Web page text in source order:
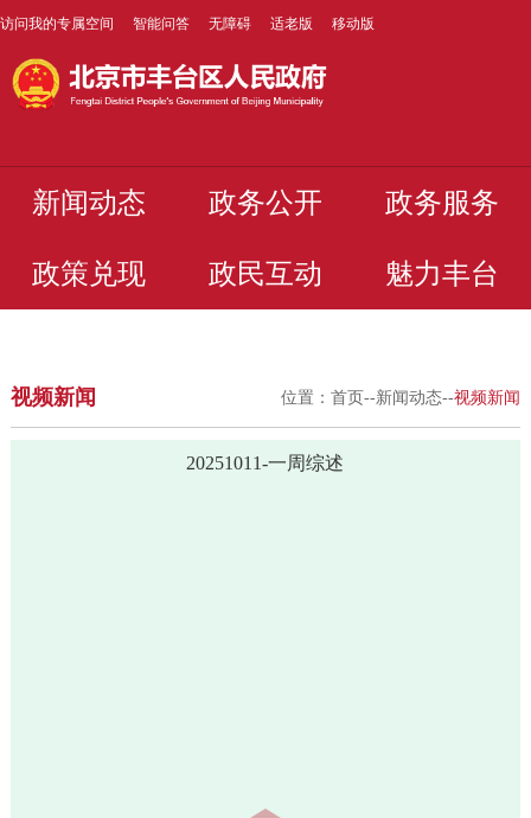
访问我的专属空间 智能问答 无障碍 适老版 移动版
新闻动态 政务公开 政务服务
政策兑现 政民互动 魅力丰台
视频新闻 位置：首页--新闻动态--视频新闻
20251011-一周综述